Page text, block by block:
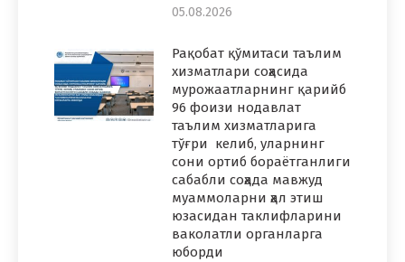
05.08.2026
Рақобат қўмитаси таълим
хизматлари соҳасида
мурожаатларнинг қарийб
96 фоизи нодавлат
таълим хизматларига
тўғри келиб, уларнинг
сони ортиб бораётганлиги
сабабли соҳада мавжуд
муаммоларни ҳал этиш
юзасидан таклифларини
ваколатли органларга
юборди